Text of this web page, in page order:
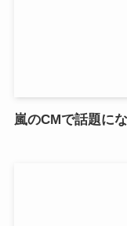
嵐のCMで話題に